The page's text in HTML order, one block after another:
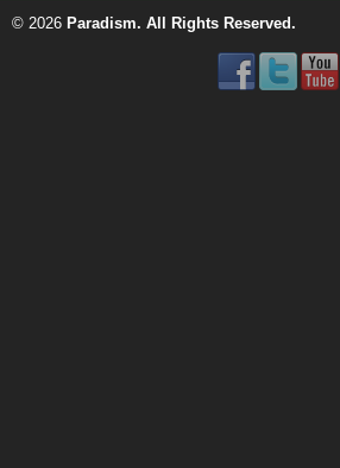
© 2026 Paradism. All Rights Reserved.